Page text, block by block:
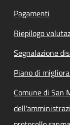
Pagamenti
Riepilogo
Segnalazione
Piano di
Comune di San